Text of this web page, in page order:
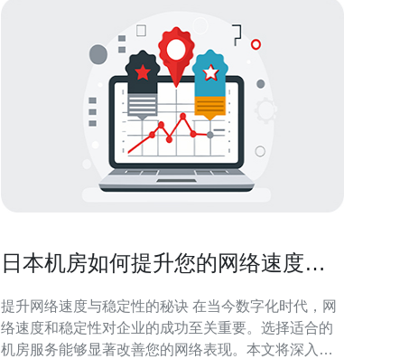
日本机房如何提升您的网络速度与
提升网络速度与稳定性的秘诀 在当今数字化时代，网
络速度和稳定性对企业的成功至关重要。选择适合的
机房服务能够显著改善您的网络表现。本文将深入探